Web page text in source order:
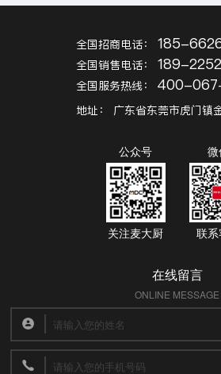
全国招商电话： 185-
全国销售电话： 189-
全国服务热线： 400-
地址： 广东省东莞市虎门镇
公众号
关注麦大厨
微
联系
在线留言
ONLINE MESSAGE